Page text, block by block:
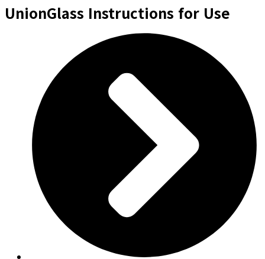
UnionGlass Instructions for Use